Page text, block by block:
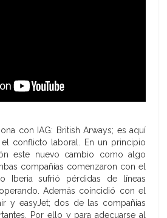
con IAG: British Arways; es aquí
conflicto laboral. En un principio
este nuevo cambio como algo
compañías comenzaron con el
Iberia sufrió pérdidas de líneas
Además coincidió con el
y easyJet; dos de las compañías
Por ello y para adecuarse al